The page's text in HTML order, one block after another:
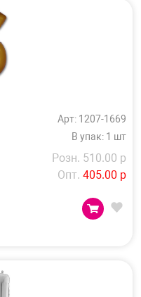
Арт: 1207-1669
В упак: 1 шт
Розн. 510.00 р
Опт. 405.00 р